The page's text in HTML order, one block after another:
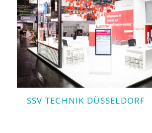
SSV TECHNIK DÜSSELDORF